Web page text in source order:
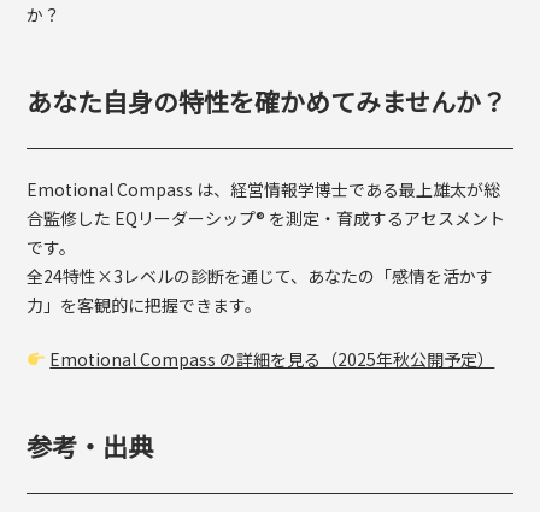
か？
あなた自身の特性を確かめてみませんか？
Emotional Compass は、経営情報学博士である最上雄太が総
合監修した EQリーダーシップ® を測定・育成するアセスメント
です。
全24特性×3レベルの診断を通じて、あなたの「感情を活かす
力」を客観的に把握できます。
Emotional Compass の詳細を見る（2025年秋公開予定）
参考・出典